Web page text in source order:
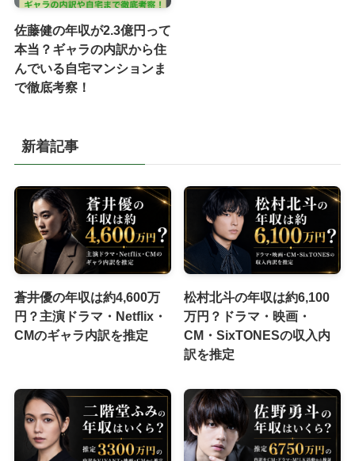
佐藤健の年収が2.3億円って
本当？ギャラの内訳から住
んでいる自宅マンションま
で徹底考察！
新着記事
蒼井優の年収は約4,600万
円？主演ドラマ・Netflix・
CMのギャラ内訳を推定
松村北斗の年収は約6,100
万円？ドラマ・映画・
CM・SixTONESの収入内
訳を推定